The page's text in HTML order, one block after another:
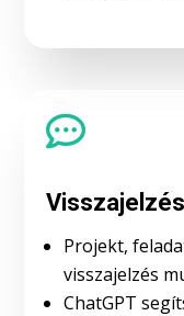

Visszajelzés
Projekt,
visszajelzés
ChatGPT